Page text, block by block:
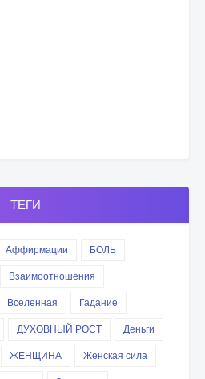
ТЕГИ
Аффирмации
БОЛЬ
Взаимоотношения
Вселенная
Гадание
ДУХОВНЫЙ РОСТ
Деньги
ЖЕНЩИНА
Женская сила